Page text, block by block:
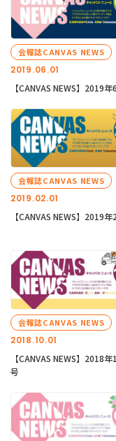
2019.06.01
会報誌CANVAS NEWS
【CANVAS NEWS】2019
2019.02.01
会報誌CANVAS NEWS
【CANVAS NEWS】2019
2018.10.01
会報誌CANVAS NEWS
【CANVAS NEWS】2018
号